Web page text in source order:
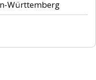
Württemberg